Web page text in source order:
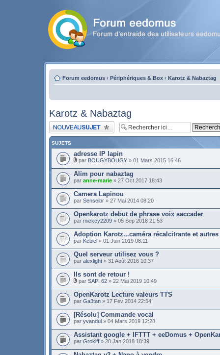
Forum eedomus ‹ Périphériques & Box ‹ Karotz & Nabaztag
Karotz & Nabaztag
Publier un nouveau sujet
SUJETS
adresse IP lapin
par BOUGYBOUGY » 01 Mars 2015 16:46
Alim pour nabaztag
par anne-marie » 27 Oct 2017 18:43
Camera Lapinou
par Senseibr » 27 Mai 2014 08:20
Openkarotz debut de phrase voix saccader
par mickey2209 » 05 Sep 2018 21:53
Adoption Karotz...caméra récalcitrante et
par Kebiel » 01 Juin 2019 08:11
Quel serveur utilisez vous ?
par alexlight » 31 Août 2016 10:37
Ils sont de retour !
par SAPI 62 » 22 Mai 2019 10:49
OpenKarotz Lecture valeurs TTS
par Ga3tan » 17 Fév 2014 22:54
[Résolu] Commande vocal
par yvandul » 04 Mars 2019 12:28
Assistant google + IFTTT + eeDomus +
par Grokiff » 20 Jan 2018 18:39